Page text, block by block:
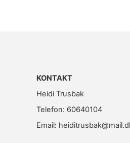
KONTAKT
Heidi Trusbak
Telefon: 60640104
Email: